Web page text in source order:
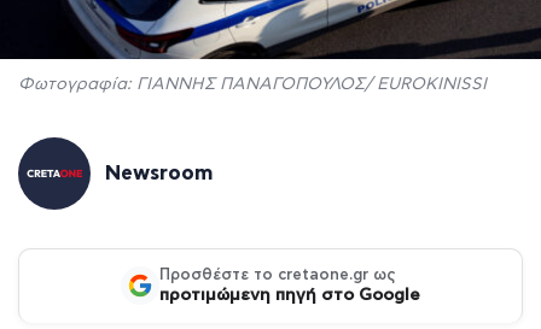
Φωτογραφία: ΓΙΑΝΝΗΣ ΠΑΝΑΓΟΠΟΥΛΟΣ/ EUROKINISSI
Newsroom
Προσθέστε το cretaone.gr ως
προτιμώμενη πηγή στο Google